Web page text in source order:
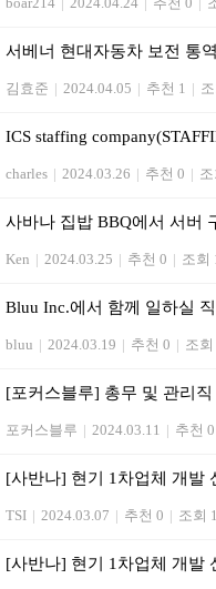
서베너 현대자동차 보전 통
김효준 | 2024.04.05 | 추천 1 |
ICS staffing
charles | 2024.03.26 | 추천 0 |
사바나 집밥 BBQ에서 서버
Ken | 2024.03.25 | 추천 0 | 조회
Bluu Inc.에서 함께 일하실
bluu | 2024.03.19 | 추천 0 | 조회
[포커스블루] 총무 및 관리직
포커스블루 | 2024.03.11 | 추천 0
[사반나] 현기 1차업체 개발
TSI | 2024.03.07 | 추천 0 | 조회
[사반나] 현기 1차업체 개발